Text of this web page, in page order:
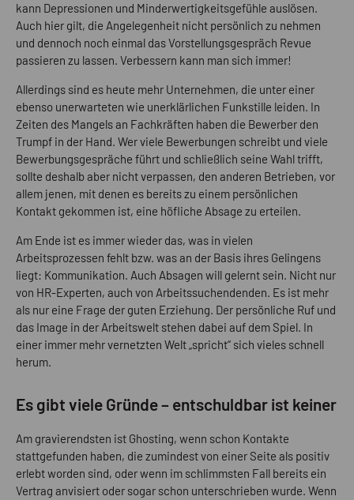
kann Depressionen und Minderwertigkeitsgefühle auslösen.
Auch hier gilt, die Angelegenheit nicht persönlich zu nehmen
und dennoch noch einmal das Vorstellungsgespräch Revue
passieren zu lassen. Verbessern kann man sich immer!
Allerdings sind es heute mehr Unternehmen, die unter einer
ebenso unerwarteten wie unerklärlichen Funkstille leiden. In
Zeiten des Mangels an Fachkräften haben die Bewerber den
Trumpf in der Hand. Wer viele Bewerbungen schreibt und viele
Bewerbungsgespräche führt und schließlich seine Wahl trifft,
sollte deshalb aber nicht verpassen, den anderen Betrieben, vor
allem jenen, mit denen es bereits zu einem persönlichen
Kontakt gekommen ist, eine höfliche Absage zu erteilen.
Am Ende ist es immer wieder das, was in vielen
Arbeitsprozessen fehlt bzw. was an der Basis ihres Gelingens
liegt: Kommunikation. Auch Absagen will gelernt sein. Nicht nur
von HR-Experten, auch von Arbeitssuchendenden. Es ist mehr
als nur eine Frage der guten Erziehung. Der persönliche Ruf und
das Image in der Arbeitswelt stehen dabei auf dem Spiel. In
einer immer mehr vernetzten Welt „spricht“ sich vieles schnell
herum.
Es gibt viele Gründe – ­entschuldbar ist keiner
Am gravierendsten ist Ghosting, wenn schon Kontakte
stattgefunden haben, die zumindest von einer Seite als positiv
erlebt worden sind, oder wenn im schlimmsten Fall bereits ein
Vertrag anvisiert oder sogar schon unterschrieben wurde. Wenn